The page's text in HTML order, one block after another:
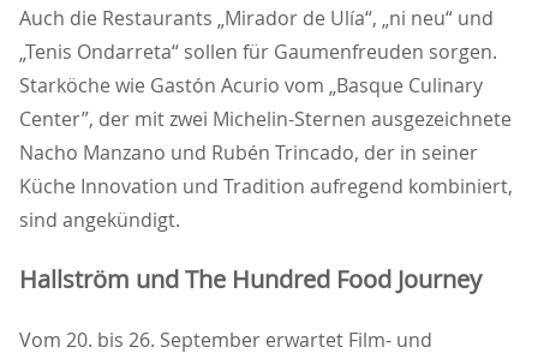
Auch die Restaurants „Mirador de Ulía“, „ni neu“ und
Tenis Ondarreta“ sollen für Gaumenfreuden sorgen.
Starköche wie Gastón Acurio vom „Basque Culinary
Center”, der mit zwei Michelin-Sternen ausgezeichnete
Nacho Manzano und Rubén Trincado, der in seiner
Küche Innovation und Tradition aufregend kombiniert,
sind angekündigt.
Hallström und The Hundred Food Journey
Vom 20. bis 26. September erwartet Film- und